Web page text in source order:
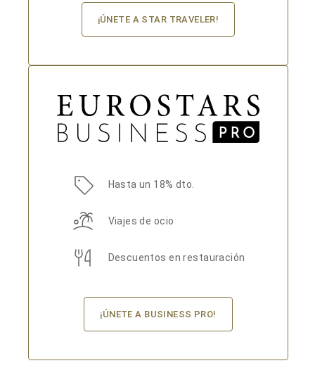
¡ÚNETE A STAR TRAVELER!
Hasta un 18% dto.
Viajes de ocio
Descuentos en restauración
¡ÚNETE A BUSINESS PRO!